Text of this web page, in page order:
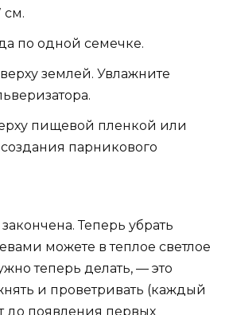
см.
по одной семечке.
землей. Увлажните
пищевой пленкой или
парникового
Теперь убрать
можете в теплое светлое
теперь делать, — это
и проветривать (каждый
до появления первых